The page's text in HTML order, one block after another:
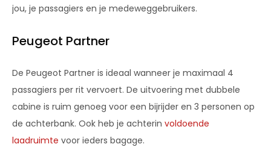
jou, je passagiers en je medeweggebruikers.
Peugeot Partner
De Peugeot Partner is ideaal wanneer je maximaal 4
passagiers per rit vervoert. De uitvoering met dubbele
cabine is ruim genoeg voor een bijrijder en 3 personen op
de achterbank. Ook heb je achterin voldoende
laadruimte voor ieders bagage.